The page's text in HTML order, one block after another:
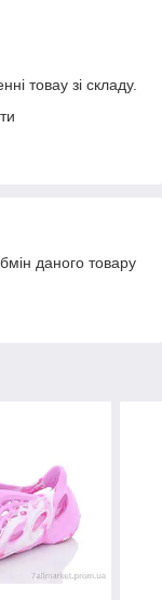
товау зі складу.
даного товару